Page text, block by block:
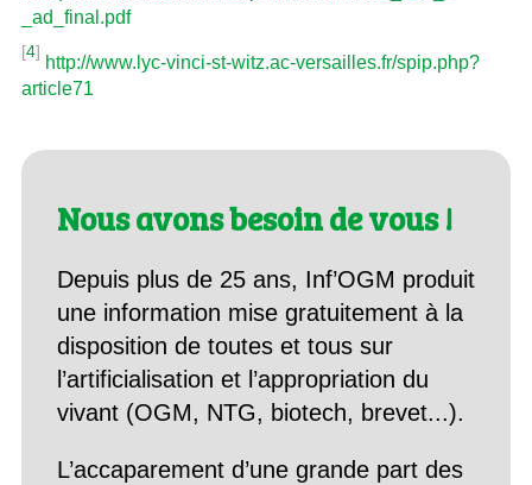
_ad_final.pdf
[4]
http://www.lyc-vinci-st-witz.ac-versailles.fr/spip.php?
article71
Nous avons besoin de vous !
Depuis plus de 25 ans, Inf’OGM produit
une information mise gratuitement à la
disposition de toutes et tous sur
l’artificialisation et l’appropriation du
vivant (OGM, NTG, biotech, brevet...).
L’accaparement d’une grande part des